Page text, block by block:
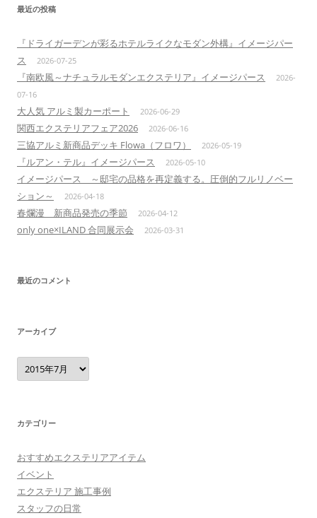
最近の投稿
『ドライガーデンが彩るホテルライクなモダン外構』イメージパー
ス
2026-07-25
『南欧風～ナチュラルモダンエクステリア』イメージパース
2026-
07-16
大人気 アルミ製カーポート 2026-06-29
関西エクステリアフェア2026 2026-06-16
三協アルミ新商品デッキ Flowa（フロワ） 2026-05-19
『ルアン・テル』イメージパース 2026-05-10
イメージパース ～邸宅の品格を再定義する。圧倒的フルリノベー
ション～
2026-04-18
春爛漫 新商品発売の季節 2026-04-12
only one×ILAND 合同展示会 2026-03-31
最近のコメント
アーカイブ
ア
ー
カ
カテゴリー
おすすめエクステリアアイテム
イベント
エクステリア 施工事例
スタッフの日常